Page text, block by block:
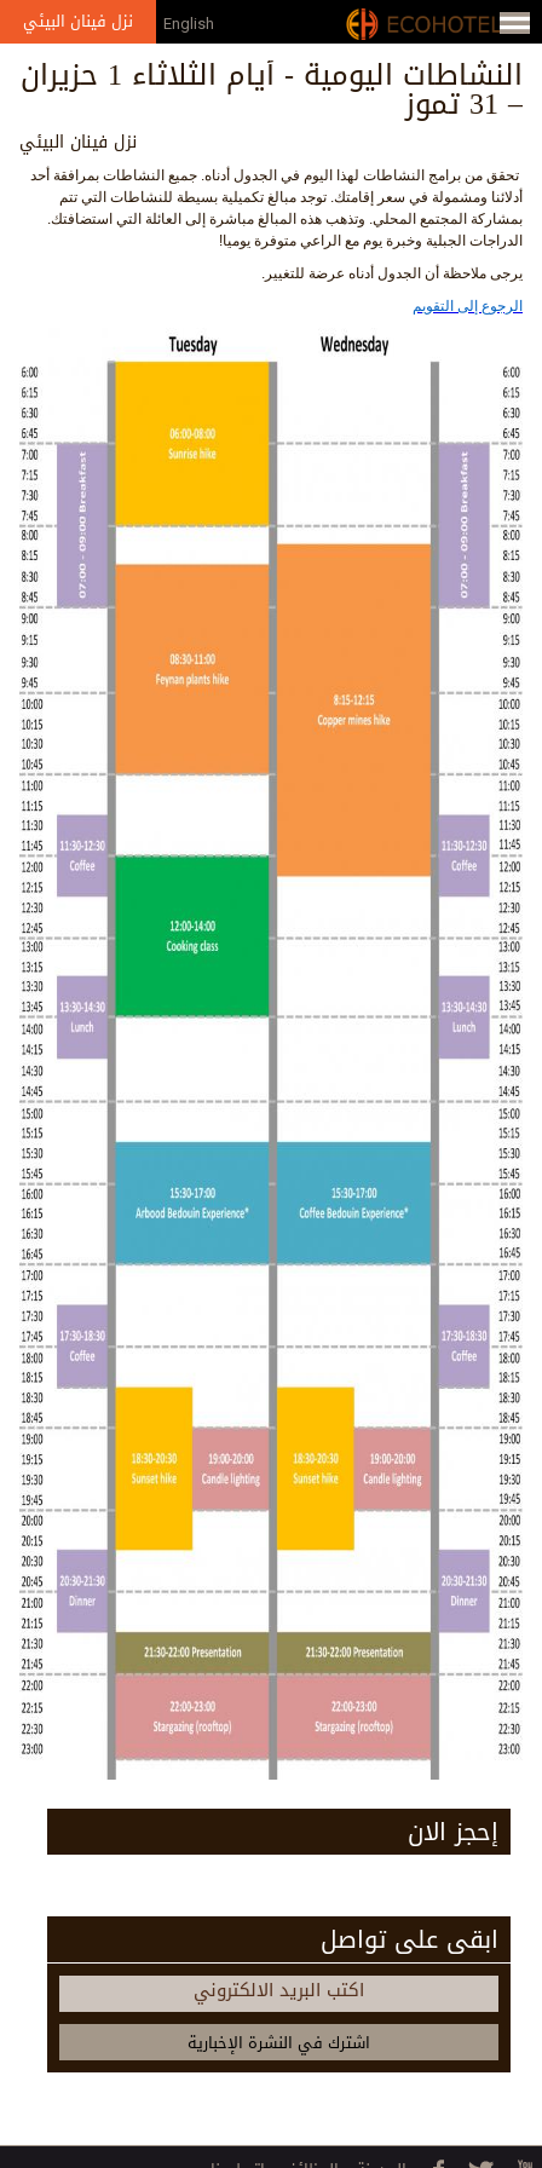
Jump to navigation
English نزل فينان البيئي
النشاطات اليومية - أيام الثلاثاء 1 حزيران
– 31 تموز
نزل فينان البيئي
تحقق من برامج النشاطات لهذا اليوم في الجدول أدناه. جميع النشاطات بمرافقة أحد
أدلائنا ومشمولة في سعر إقامتك. توجد مبالغ تكميلية بسيطة للنشاطات التي تتم
بمشاركة المجتمع المحلي. وتذهب هذه المبالغ مباشرة إلى العائلة التي استضافتك.
الدراجات الجبلية وخبرة يوم مع الراعي متوفرة يوميا!
يرجى ملاحظة أن الجدول أدناه عرضة للتغيير.
الرجوع إلى التقويم
إحجز الان
ابقى على تواصل
اكتب البريد الالكتروني